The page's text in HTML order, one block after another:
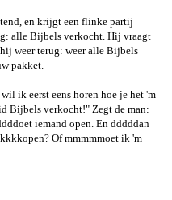
en krijgt een flinke partij
alle Bijbels verkocht. Hij vraagt
weer terug: weer alle Bijbels
pakket.
ik eerst eens horen hoe je het 'm
Bijbels verkocht!" Zegt de man:
iemand open. En dddddan
Of mmmmmoet ik 'm